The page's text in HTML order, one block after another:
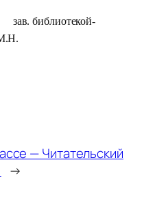
— Читательский
→